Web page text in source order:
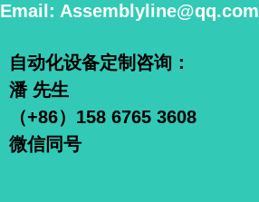
自动化设备定制咨询：
潘 先生
（+86）158 6765 3608
微信同号
Email: Assemblyline@qq.com